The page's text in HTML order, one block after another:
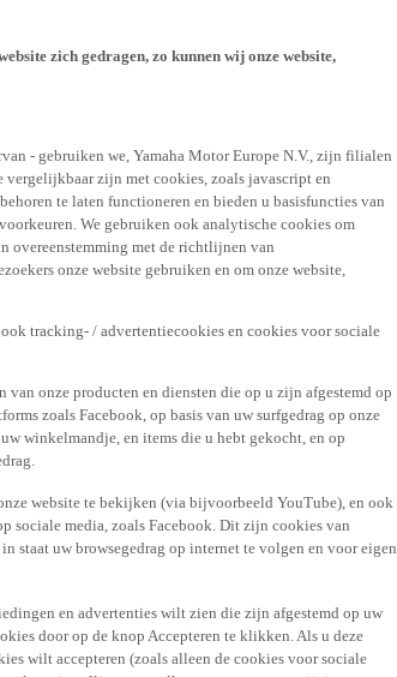
zich gedragen, zo kunnen wij onze website,
- gebruiken we, Yamaha Motor Europe N.V., zijn filialen
zijn met cookies, zoals javascript en
te laten functioneren en bieden u basisfuncties van
We gebruiken ook analytische cookies om
overeenstemming met de richtlijnen van
onze website gebruiken en om onze website,
tracking- / advertentiecookies en cookies voor sociale
onze producten en diensten die op u zijn afgestemd op
zoals Facebook, op basis van uw surfgedrag op onze
winkelmandje, en items die u hebt gekocht, en op
website te bekijken (via bijvoorbeeld YouTube), en ook
sociale media, zoals Facebook. Dit zijn cookies van
staat uw browsegedrag op internet te volgen en voor eigen
en advertenties wilt zien die zijn afgestemd op uw
door op de knop Accepteren te klikken. Als u deze
wilt accepteren (zoals alleen de cookies voor sociale